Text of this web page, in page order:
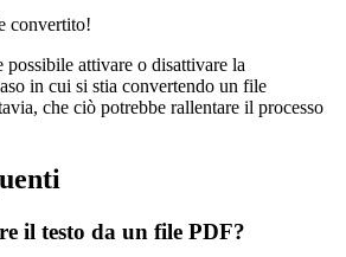
convertito!
possibile attivare o disattivare la
in cui si stia convertendo un file
che ciò potrebbe rallentare il processo
il testo da un file PDF?